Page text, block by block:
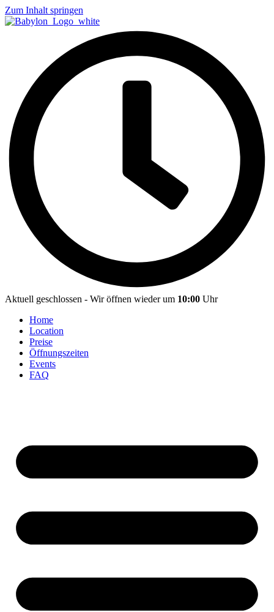
Zum Inhalt springen
Aktuell geschlossen - Wir öffnen wieder um 10:00 Uhr
Home
Location
Preise
Öffnungszeiten
Events
FAQ